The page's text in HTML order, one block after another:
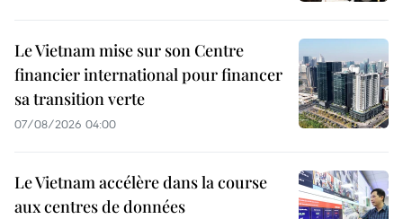
Le Vietnam mise sur son Centre
financier international pour financer
sa transition verte
07/08/2026 04:00
Le Vietnam accélère dans la course
aux centres de données